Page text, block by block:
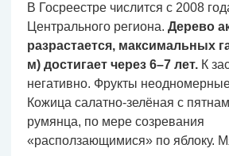
В Госреестре числится с 2008
Центрального региона. Дерево
разрастается, максимальных
м) достигает через 6–7 лет. К
негативно. Фрукты
Кожица салатно-зелёная с
румянца, по мере созревания
«расползающимися» по яблоку.